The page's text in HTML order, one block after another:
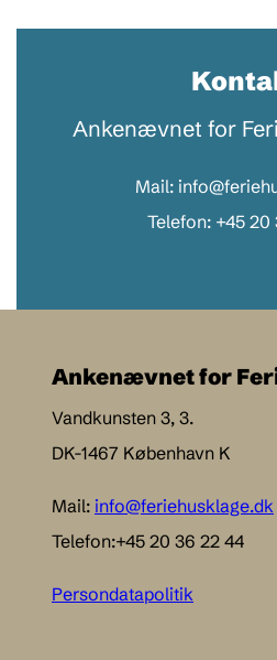
Ankenævnet for
Mail:
Telefon: +45 20
Ankenævnet for
Vandkunsten 3, 3.
DK-1467 København K
Mail: info@feriehusklage.dk
Telefon:+45 20 36 22 44
Persondatapolitik